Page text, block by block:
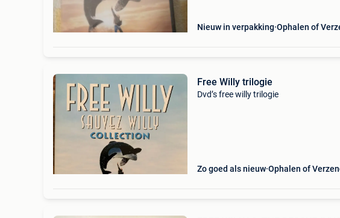
Nieuw in verpakking Ophalen of
Free Willy trilogie
Dvd’s free willy trilogie
Zo goed als nieuw Ophalen of